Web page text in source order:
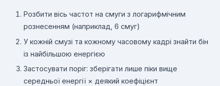
Розбити вісь частот на смуги з логарифмічним
рознесенням (наприклад, 6 смуг)
У кожній смузі та кожному часовому кадрі знайти бін
із найбільшою енергією
Застосувати поріг: зберігати лише піки вище
середньої енергії × деякий коефіцієнт